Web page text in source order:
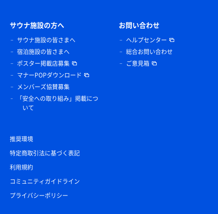
サウナ施設の方へ
サウナ施設の皆さまへ
宿泊施設の皆さまへ
ポスター掲載店募集
マナーPOPダウンロード
メンバーズ協賛募集
「安全への取り組み」掲載につ
いて
お問い合わせ
ヘルプセンター
総合お問い合わせ
ご意見箱
推奨環境
特定商取引法に基づく表記
利用規約
コミュニティガイドライン
プライバシーポリシー